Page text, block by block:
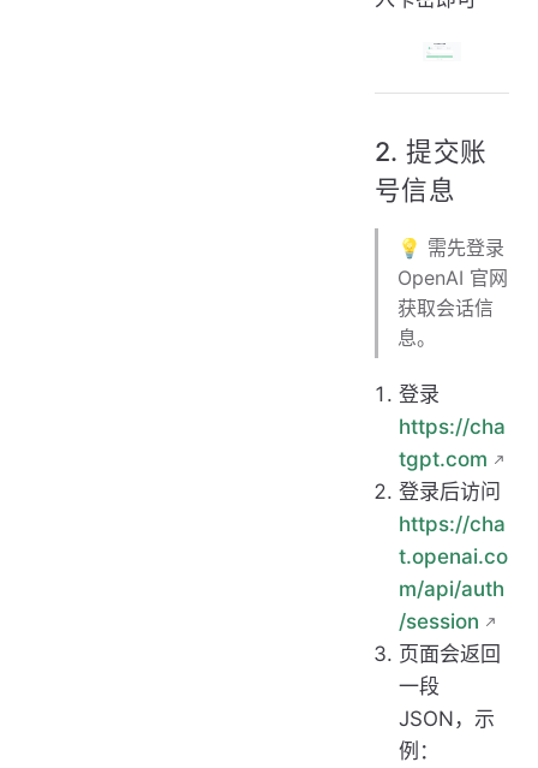
2. 提交账
号信息
💡 需先登录
OpenAI 官网
获取会话信
息。
登录
https://cha
tgpt.com
登录后访问
https://cha
t.openai.co
m/api/auth
/session
页面会返回
一段
JSON，示
例：